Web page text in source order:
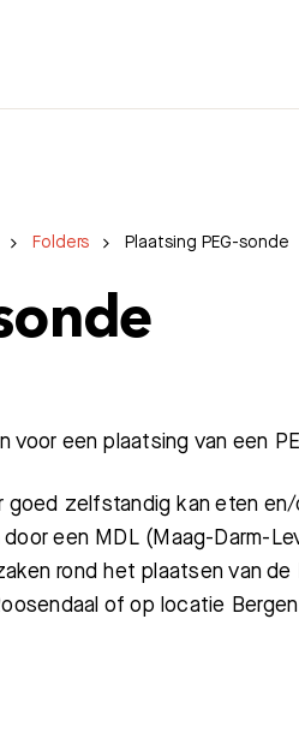
Folders Plaatsing PEG-sonde
voor een plaatsing van een
zelfstandig kan eten
een MDL (Maag-Darm-
rond het plaatsen van
of op locatie